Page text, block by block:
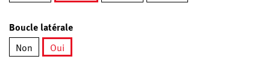
Boucle latérale
Non
Oui